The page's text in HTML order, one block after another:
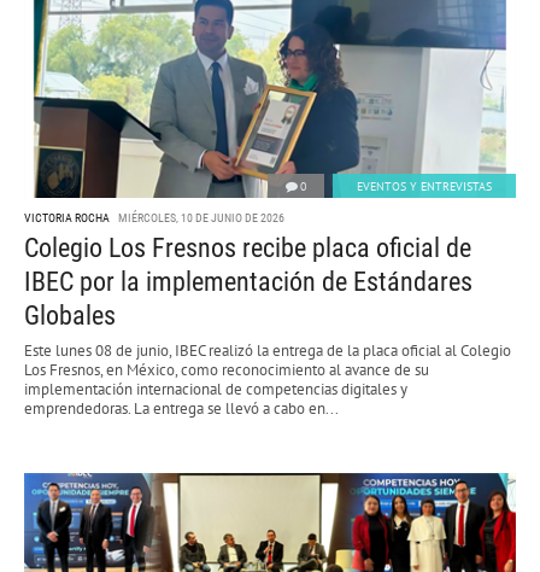
0 EVENTOS Y ENTREVISTAS
VICTORIA ROCHA MIÉRCOLES, 10 DE JUNIO DE 2026
Colegio Los Fresnos recibe placa oficial de
IBEC por la implementación de Estándares
Globales
Este lunes 08 de junio, IBEC realizó la entrega de la placa oficial al Colegio
Los Fresnos, en México, como reconocimiento al avance de su
implementación internacional de competencias digitales y
emprendedoras. La entrega se llevó a cabo en...